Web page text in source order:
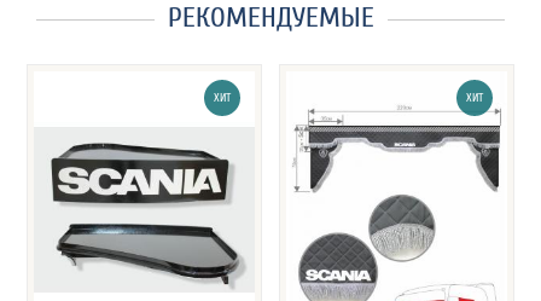
РЕКОМЕНДУЕМЫЕ
ХИТ ХИТ